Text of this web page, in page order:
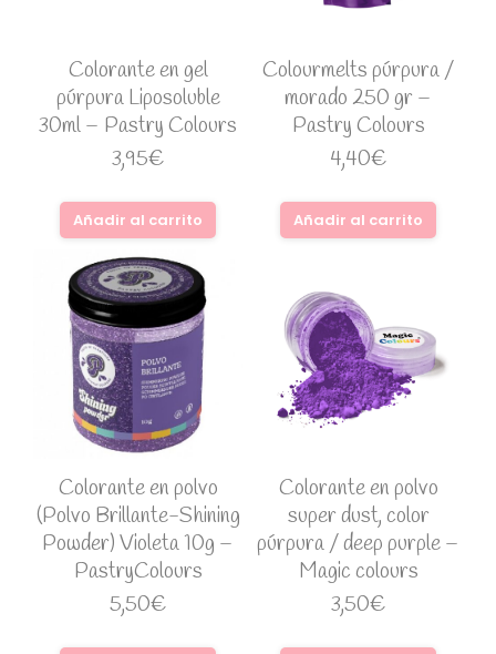
Colorante en gel
púrpura Liposoluble
30ml – Pastry Colours
3,95€
Añadir al carrito
Colourmelts púrpura /
morado 250 gr –
Pastry Colours
4,40€
Añadir al carrito
Colorante en polvo
(Polvo Brillante-Shining
Powder) Violeta 10g –
PastryColours
5,50€
Colorante en polvo
super dust, color
púrpura / deep purple –
Magic colours
3,50€